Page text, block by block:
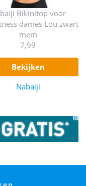
Bikinitop voor
dames Lou zwart
mem
7,99
bekijken
Nabaiji